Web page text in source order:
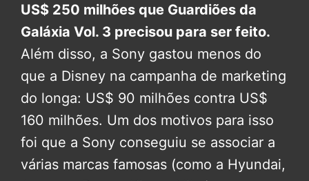
US$ 250 milhões que Guardiões da
Galáxia Vol. 3 precisou para ser feito.
Além disso, a Sony gastou menos do
que a Disney na campanha de marketing
do longa: US$ 90 milhões contra US$
160 milhões. Um dos motivos para isso
foi que a Sony conseguiu se associar a
várias marcas famosas (como a Hyundai,